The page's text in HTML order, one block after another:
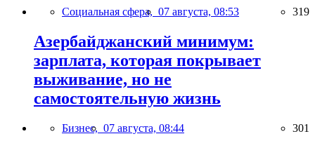
Социальная сфера, 07 августа, 08:53 319
Азербайджанский минимум:
зарплата, которая покрывает
выживание, но не
самостоятельную жизнь
Бизнес, 07 августа, 08:44 301